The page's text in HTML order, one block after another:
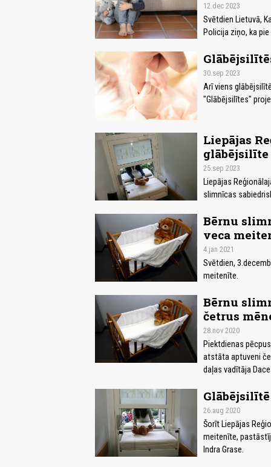
12.dec 2023
Svētdien Lietuvā,
Policija ziņo, ka
30.sep 2023
Arī viens
"Glābējsilītes"
Liepājas
glābējsilīte
25.sep 2023
Liepājas
slimnīcas
Bērnu
veca
4.jan 2021
Svētdien,
meitenīte.
Bērnu
četrus
28.nov 2020
Piektdienas
atstāta aptuveni
daļas vadītāja
26.aug 2020
Šorīt Liepājas
meitenīte,
Indra Grase.